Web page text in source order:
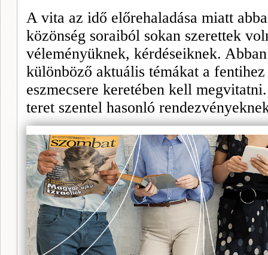
A vita az idő előrehaladása miatt
közönség soraiból sokan szerettek
véleményüknek, kérdéseiknek.
különböző aktuális témákat a
eszmecsere keretében kell
teret szentel hasonló